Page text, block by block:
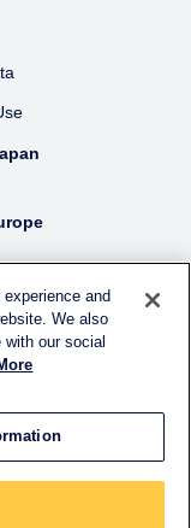
RESERVED.
and
We also
our social